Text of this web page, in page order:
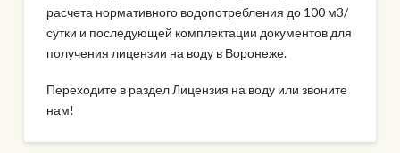
расчета нормативного водопотребления до 100 м3/
сутки и последующей комплектации документов для
получения лицензии на воду в Воронеже.
Переходите в раздел Лицензия на воду или звоните
нам!